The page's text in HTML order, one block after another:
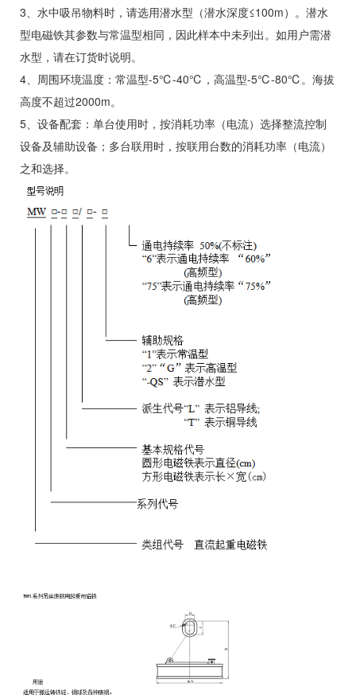
3、水中吸吊物料时，请选用潜水型（潜水深度≤100m）。潜水
型电磁铁其参数与常温型相同，因此样本中未列出。如用户需潜
水型，请在订货时说明。
4、周围环境温度：常温型-5℃-40℃，高温型-5℃-80℃。海拔
高度不超过2000m。
5、设备配套：单台使用时，按消耗功率（电流）选择整流控制
设备及辅助设备；多台联用时，按联用台数的消耗功率（电流）
之和选择。